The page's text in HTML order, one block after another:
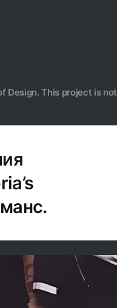
Design. This project is not